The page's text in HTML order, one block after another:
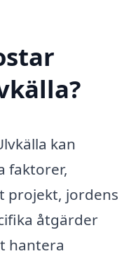
kan
faktorer,
projekt, jordens
åtgärder
hantera